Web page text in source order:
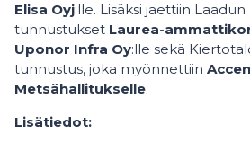
Elisa Oyj:lle. Lisäksi jaettiin
tunnustukset Laurea-
Uponor Infra Oy:lle sekä
tunnustus, joka myönnettiin
Metsähallitukselle.
Lisätiedot: